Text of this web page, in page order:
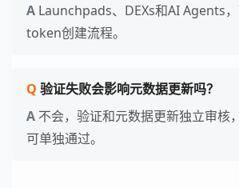
Launchpads、DEXs和AI Agents
token创建流程。
验证失败会影响元数据更新吗？
不会，验证和元数据更新独立审核
可单独通过。